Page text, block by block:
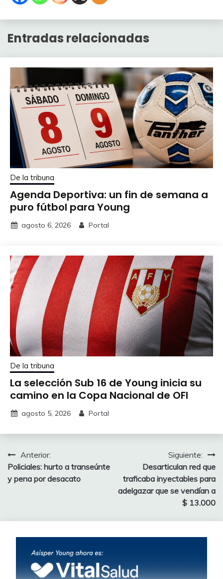
Entradas relacionadas
De la tribuna
Agenda Deportiva: un fin de semana a
puro fútbol para Young
agosto 6, 2026 Portal
De la tribuna
La selección Sub 16 de Young inicia su
camino en la Copa Nacional de OFI
agosto 5, 2026 Portal
Navegación
de
Anterior:
Policiales: hurto a transeúnte
y pena por desacato
Siguiente:
Desarticulan red que
traficaba inyectables para
adelgazar que se vendían a
$ 13.000